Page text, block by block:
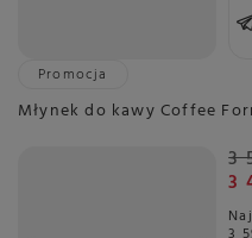
Promocja
Młynek do kawy Coffee
3
3